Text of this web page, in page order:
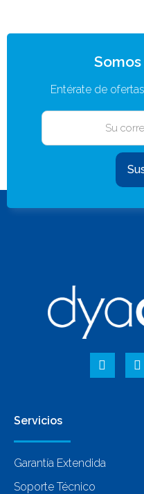
Entérate de
Servicios
Garantía Extendida
Soporte Técnico